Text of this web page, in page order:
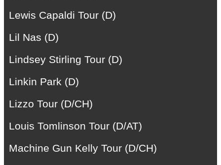
Lewis Capaldi Tour (D)
Lil Nas (D)
Lindsey Stirling Tour (D)
Linkin Park (D)
Lizzo Tour (D/CH)
Louis Tomlinson Tour (D/AT)
Machine Gun Kelly Tour (D/CH)